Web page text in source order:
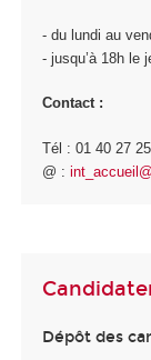
- du lundi au
- jusqu’à 18h le
Contact :
Tél : 01 40 27
@ :
Dépôt des